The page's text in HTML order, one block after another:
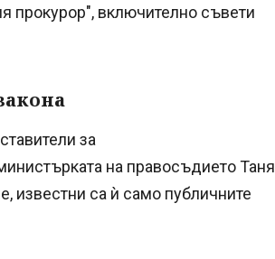
прокурор", включително съвети
за
на правосъдието Таня
известни са ѝ само публичните